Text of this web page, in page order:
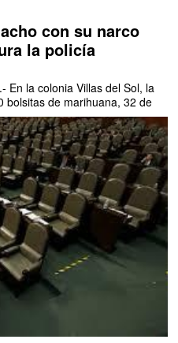
con su narco
la policía
En la colonia Villas del Sol, la
bolsitas de marihuana, 32 de